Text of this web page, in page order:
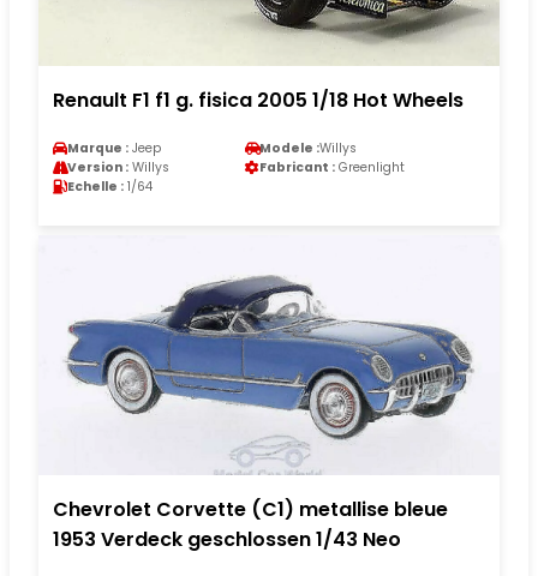
Renault F1 f1 g. fisica 2005 1/18 Hot Wheels
Marque : Jeep Modele :Willys
Version : Willys Fabricant : Greenlight
Echelle : 1/64
Chevrolet Corvette (C1) metallise bleue
1953 Verdeck geschlossen 1/43 Neo